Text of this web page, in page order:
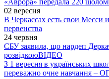
«Аврора» передала 220
02 вересня
В Черкассах есть свои Месси
первенства
24 червня
СБУ заявила, що нардеп
розвідкоюВІДЕО
З 1 вересня в українських
переважно очне навчання –